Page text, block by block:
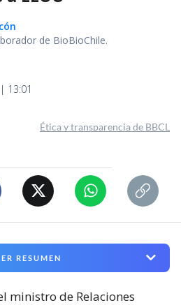
de BioBioChile.
13:01
Ética y transparencia de BBCL
RESUMEN
ministro de Relaciones